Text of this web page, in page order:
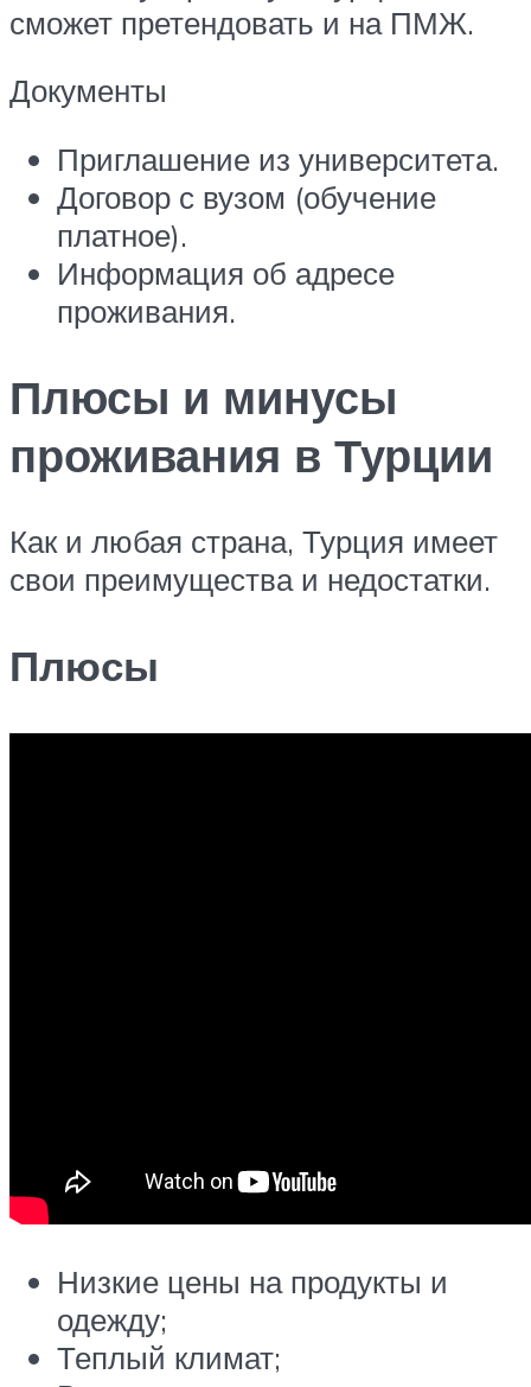
сможет претендовать и на ПМЖ.
Документы
Приглашение из университета.
Договор с вузом (обучение
платное).
Информация об адресе
проживания.
Плюсы и минусы
проживания в Турции
Как и любая страна, Турция имеет
свои преимущества и недостатки.
Плюсы
Низкие цены на продукты и
одежду;
Теплый климат;